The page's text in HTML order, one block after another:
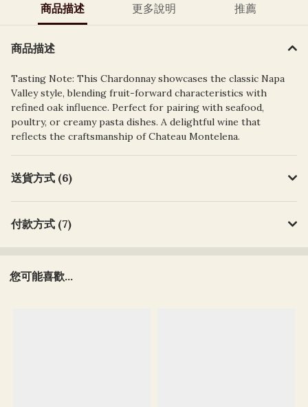
商品描述 更多說明 推薦
商品描述
Tasting Note: This Chardonnay showcases the classic Napa
Valley style, blending fruit-forward characteristics with
refined oak influence. Perfect for pairing with seafood,
poultry, or creamy pasta dishes. A delightful wine that
reflects the craftsmanship of Chateau Montelena.
送貨方式 (6)
付款方式 (7)
您可能喜歡...